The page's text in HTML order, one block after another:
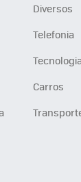
Diversos
Telefonia
Carros